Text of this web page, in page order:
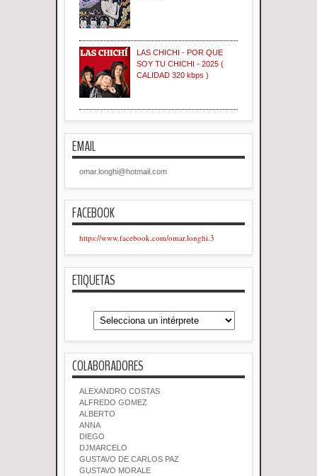
LAS CHICHI - POR QUE
SOY TU CHICHI - 2025 (
CALIDAD 320 kbps )
EMAIL
omar.longhi@hotmail.com
FACEBOOK
https://www.facebook.com/omar.longhi.3
ETIQUETAS
COLABORADORES
ALEXANDRO COSTAS
ALFREDO GOMEZ
ALBERTO
ANNA
DIEGO
DJMARCELO
GUSTAVO DE CARLOS PAZ
GUSTAVO MORALE